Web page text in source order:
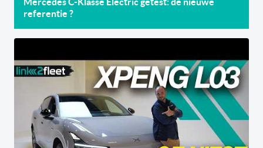
referentie ?